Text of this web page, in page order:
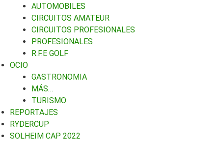
AUTOMOBILES
CIRCUITOS AMATEUR
CIRCUITOS PROFESIONALES
PROFESIONALES
R.F.E GOLF
OCIO
GASTRONOMIA
MÁS…
TURISMO
REPORTAJES
RYDERCUP
SOLHEIM CAP 2022